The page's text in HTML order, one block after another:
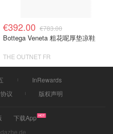
€392.00 €783.00
Bottega Veneta 粗花呢厚垫凉鞋
THE OUTNET FR
InRewards
议 版权声明
下载App